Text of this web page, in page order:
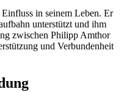
in seinem Leben. Er
unterstützt und ihm
zwischen Philipp Amthor
und Verbundenheit